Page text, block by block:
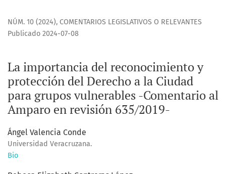
NÚM. 10 (2024), COMENTARIOS LEGISLATIVOS O RELEVANTES
La importancia del reconocimiento y
protección del Derecho a la Ciudad
para grupos vulnerables -Comentario al
Amparo en revisión 635/2019-
Publicado 2024-07-08
Ángel Valencia Conde
Universidad Veracruzana.
Bio